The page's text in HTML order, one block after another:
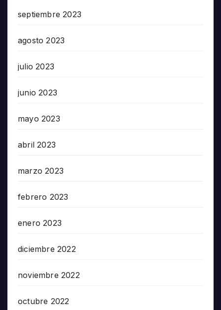
septiembre 2023
agosto 2023
julio 2023
junio 2023
mayo 2023
abril 2023
marzo 2023
febrero 2023
enero 2023
diciembre 2022
noviembre 2022
octubre 2022